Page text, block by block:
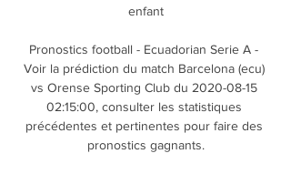
enfant
Pronostics football - Ecuadorian Serie A -
Voir la prédiction du match Barcelona (ecu)
vs Orense Sporting Club du 2020-08-15
02:15:00, consulter les statistiques
précédentes et pertinentes pour faire des
pronostics gagnants.